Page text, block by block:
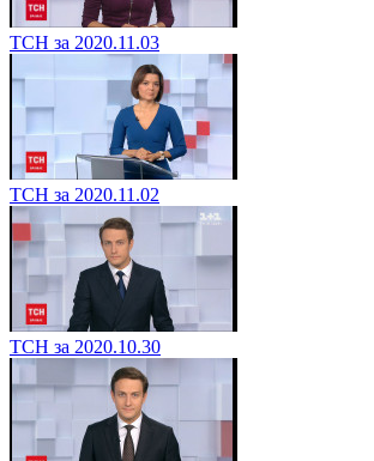
ТСН за 2020.11.03
ТСН за 2020.11.02
ТСН за 2020.10.30